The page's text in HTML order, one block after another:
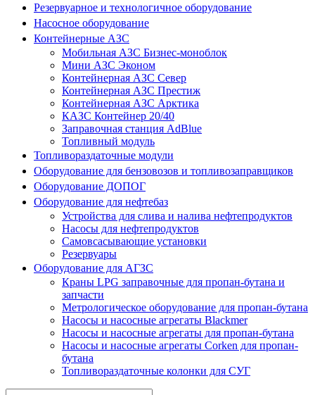
Резервуарное и технологичное оборудование
Насосное оборудование
Контейнерные АЗС
Мобильная АЗС Бизнес-моноблок
Мини АЗС Эконом
Контейнерная АЗС Север
Контейнерная АЗС Престиж
Контейнерная АЗС Арктика
КАЗС Контейнер 20/40
Заправочная станция AdBlue
Топливный модуль
Топливораздаточные модули
Оборудование для бензовозов и топливозаправщиков
Оборудование ДОПОГ
Оборудование для нефтебаз
Устройства для слива и налива нефтепродуктов
Насосы для нефтепродуктов
Самовсасывающие установки
Резервуары
Оборудование для АГЗС
Краны LPG заправочные для пропан-бутана и
запчасти
Метрологическое оборудование для пропан-бутана
Насосы и насосные агрегаты Blackmer
Насосы и насосные агрегаты для пропан-бутана
Насосы и насосные агрегаты Corken для пропан-
бутана
Топливораздаточные колонки для СУГ